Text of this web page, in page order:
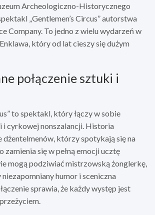
Archeologiczno-Historycznego
„Gentlemen’s Circus” autorstwa
Company. To jedno z wielu wydarzeń w
który od lat cieszy się dużym
połączenie sztuki i
to spektakl, który łączy w sobie
i cyrkowej nonszalancji. Historia
dżentelmenów, którzy spotykają się na
zamienia się w pełną emocji ucztę
mogą podziwiać mistrzowską żonglerkę,
humor i sceniczna
sprawia, że każdy występ jest